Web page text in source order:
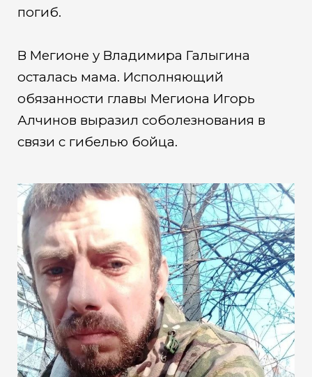
погиб.
В Мегионе у Владимира Галыгина
осталась мама. Исполняющий
обязанности главы Мегиона Игорь
Алчинов выразил соболезнования в
связи с гибелью бойца.